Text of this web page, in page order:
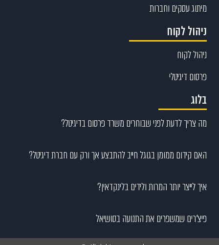
מיתוג עסקים וחברות
ניהול לקוח
ניהול לקוח
פרסום דיגיטלי
בלוג
מה צריך לדעת לפני שבוחרים משרד פרסום בדיגיטל?
האם קידום ממומן בגוגל חייב להתבצע אך ורק עם חברת דיגיטל?
איך לייצר יותר המרות ולידים בלינקדאין?
פיצ’רים שמשפרים את התנועה בסושיאל